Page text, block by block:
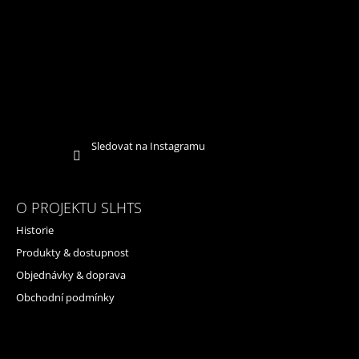
Sledovat na Instagramu
O PROJEKTU SLHTS
Historie
Produkty & dostupnost
Objednávky & doprava
Obchodní podmínky